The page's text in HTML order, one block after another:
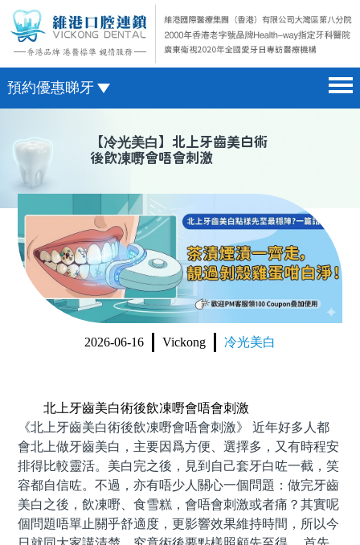
預約優惠睇牙
醫院簡介 hospital introduction
醫生介紹 doctor introduction
醫療新聞 medical news
種植牙 dental implant
箍牙 orthodontics
收費標準 change standard
微信預約
WhatsApp預約
【冷光美白】北上牙齒美白術
後飲凍嘢會唔會刺激
2026-06-16 Vickong 冷光美白
北上牙齒美白術後飲凍嘢會唔會刺激
《北上牙齒美白術後飲凍嘢會唔會刺激》 近年好多人都
會北上做牙齒美白，主要因爲方便、選擇多，又有時程安
排得比較靈活。美白完之後，見到自己套牙白咗一截，笑
容都自信咗。不過，亦有唔少人關心一個問題：做完牙齒
美白之後，飲凍嘢、食雪糕，會唔會刺激或者痛？其實呢
個問題唔單止關乎舒適度，更影響效果維持時間，所以今